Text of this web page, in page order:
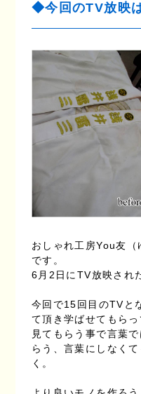
◆今回のTV放映
おしゃれ工房You友
です。
6月2日にTV放映され
今回で15回目のTVと
て頂き学ばせてもらっ
見てもらう事で言葉
らう、言葉にしなく
く。